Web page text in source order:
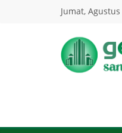
Jumat,
Santun